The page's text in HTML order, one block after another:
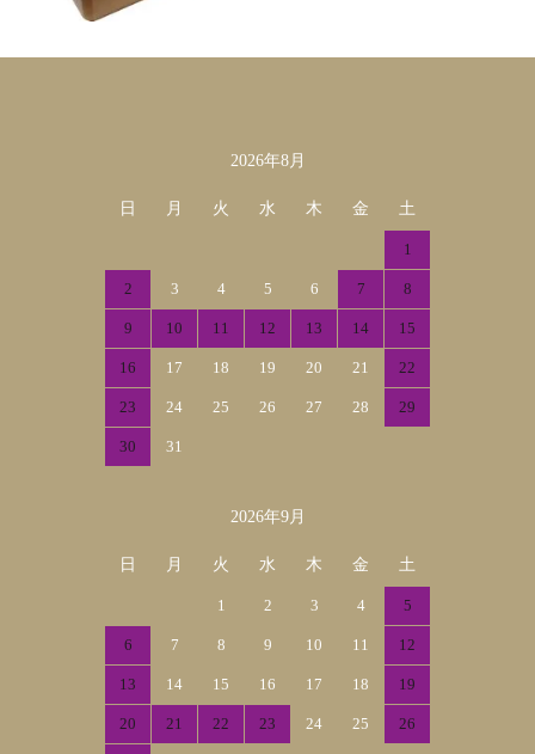
2026年8月
日 月 火 水 木 金 土
1
2 3 4 5 6 7 8
9 10 11 12 13 14 15
16 17 18 19 20 21 22
23 24 25 26 27 28 29
30 31
2026年9月
日 月 火 水 木 金 土
1 2 3 4 5
6 7 8 9 10 11 12
13 14 15 16 17 18 19
20 21 22 23 24 25 26